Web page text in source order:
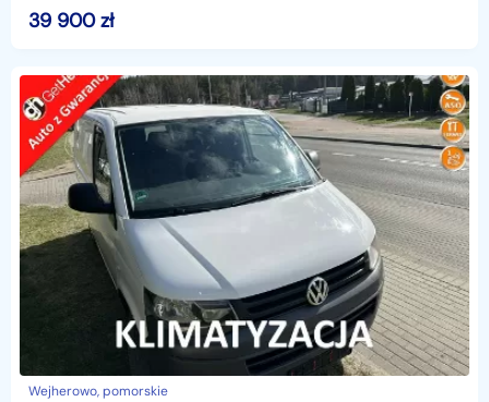
OFERTY,NINIEJSZE OGŁOSZENIE JEST WYŁĄCZNIE
INFORMACJĄ HANDLOWĄ I NIE STANOWI OFERT
39 900zł
Wejherowo, pomorskie